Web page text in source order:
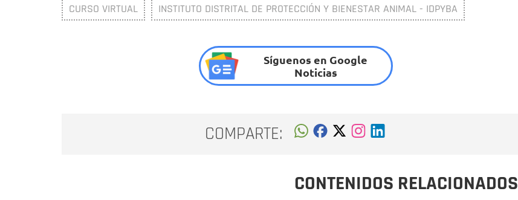
CURSO VIRTUAL INSTITUTO DISTRITAL DE PROTECCIÓN Y BIENESTAR ANIMAL - IDPYBA
Síguenos en Google
Noticias
COMPARTE:
CONTENIDOS RELACIONADOS